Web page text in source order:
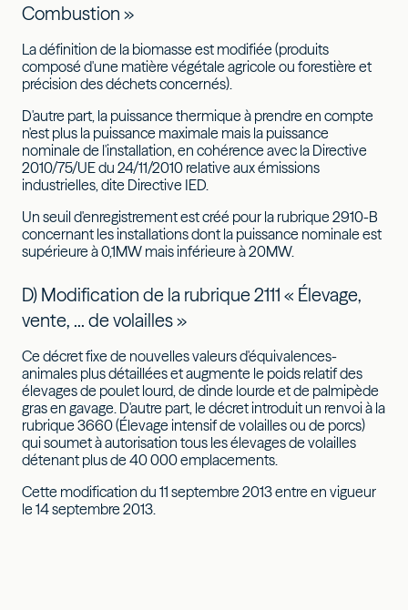
Combustion »
La définition de la biomasse est modifiée (produits
composé d'une matière végétale agricole ou forestière et
précision des déchets concernés).
D'autre part, la puissance thermique à prendre en compte
n'est plus la puissance maximale mais la puissance
nominale de l'installation, en cohérence avec la Directive
2010/75/UE du 24/11/2010 relative aux émissions
industrielles, dite Directive IED.
Un seuil d'enregistrement est créé pour la rubrique 2910-B
concernant les installations dont la puissance nominale est
supérieure à 0,1MW mais inférieure à 20MW.
D) Modification de la rubrique 2111 « Élevage,
vente, ... de volailles »
Ce décret fixe de nouvelles valeurs d'équivalences-
animales plus détaillées et augmente le poids relatif des
élevages de poulet lourd, de dinde lourde et de palmipède
gras en gavage. D'autre part, le décret introduit un renvoi à la
rubrique 3660 (Élevage intensif de volailles ou de porcs)
qui soumet à autorisation tous les élevages de volailles
détenant plus de 40 000 emplacements.
Cette modification du 11 septembre 2013 entre en vigueur
le 14 septembre 2013.